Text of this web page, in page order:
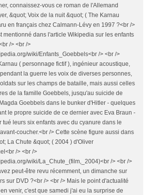
connaissez-vous ce roman de l'Allemand
&quot; Voix de la nuit &quot; ( The Karnau
en français chez Calmann-Lévy en 1997 ?<br />
mentionné dans l'article Wikipedia sur les enfants
/> <br />
wiki/Enfants_Goebbels<br /> <br />
( personnage fictif ), ingénieur acoustique,
la guerre les voix de diverses personnes,
sur les champs de bataille, mais aussi celles
de la famille Goebbels, jusqu'au suicide de
Goebbels dans le bunker d'Hitler - quelques
le propre suicide de ce dernier avec Eva Braun -
tué leurs six enfants avec du cyanure dans le
coucher.<br /> Cette scène figure aussi dans
La Chute &quot; ( 2004 ) d'Oliver
/> <br />
wiki/La_Chute_(film,_2004)<br /> <br />
peut-être revu récemment, un dimanche sur
sur DVD ?<br /> <br /> Mais le point d'actualité
venir, c'est que samedi j'ai eu la surprise de